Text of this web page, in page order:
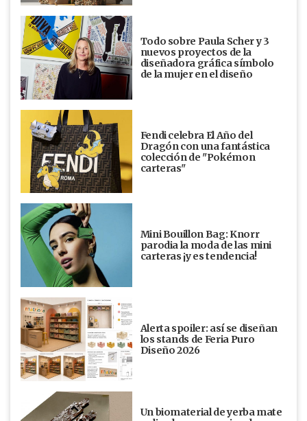
Todo sobre Paula Scher y 3
nuevos proyectos de la
diseñadora gráfica símbolo
de la mujer en el diseño
Fendi celebra El Año del
Dragón con una fantástica
colección de "Pokémon
carteras"
Mini Bouillon Bag: Knorr
parodia la moda de las mini
carteras ¡y es tendencia!
Alerta spoiler: así se diseñan
los stands de Feria Puro
Diseño 2026
Un biomaterial de yerba mate